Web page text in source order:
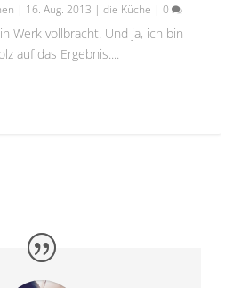
| 16. Aug. 2013 |die Küche |0
Werk vollbracht. Und ja, ich bin
auf das Ergebnis....